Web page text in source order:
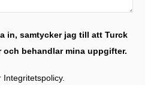
in, samtycker jag till att Turck
och behandlar mina uppgifter.
Integritetspolicy.